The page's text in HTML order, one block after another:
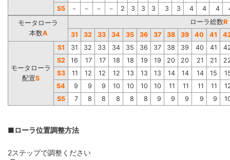
S5
－ － － － 2 3 3 3 3 3 4 4 4
モータローラ
本数A
ローラ総数R
31
32 33 34 35 36 37 38 39 40 41
モータローラ
配置S
S1 31 32 33 34 35 36 37 38 39 40 41
S2
16 17 17 18 18 19 19 20 20 21 21
S3
11 12 12 12 13 13 13 14 14 14 15
S4
9 9 9 10 10 10 10 11 11 11 11
S5
7 8 8 8 8 8 9 9 9 9 9
■ローラ位置調整方法
2ステップで調整ください